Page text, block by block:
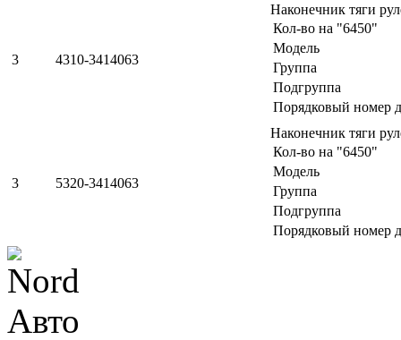
3 4310-3414063
Наконечник тяги
Кол-во на "6450"
Модель
Группа
Подгруппа
Порядковый номер
3 5320-3414063
Наконечник тяги
Кол-во на "6450"
Модель
Группа
Подгруппа
Порядковый номер